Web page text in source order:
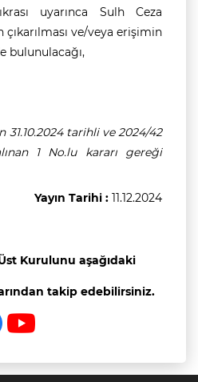
uyarınca Sulh Ceza
ve/veya erişimin
bulunulacağı,
tarihli ve 2024/42
1 No.lu kararı gereği
Yayın Tarihi : 11.12.2024
Kurulunu aşağıdaki
takip edebilirsiniz.